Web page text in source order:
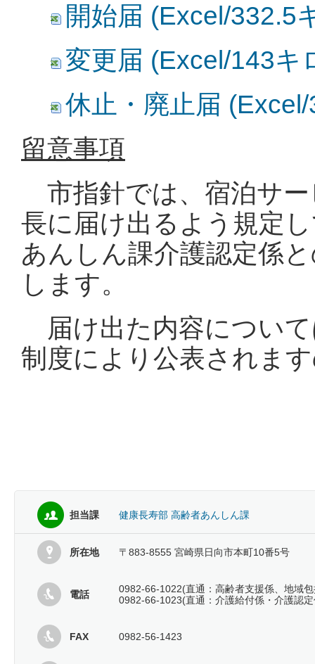
開始届 (Excel/332.5
変更届 (Excel/143キ
休止・廃止届
留意事項
市指針では、宿泊サ
長に届け出るよう規定
あんしん課介護認定係
します。
届け出た内容につい
制度により公表されま
担当課 健康長寿部 高齢者あんしん課
所在地 〒883-8555 宮崎県日向市本町10番5号
電話
0982-66-1022(直通：高齢者支援係、地域
0982-66-1023(直通：介護給付係・介護認
FAX 0982-56-1423